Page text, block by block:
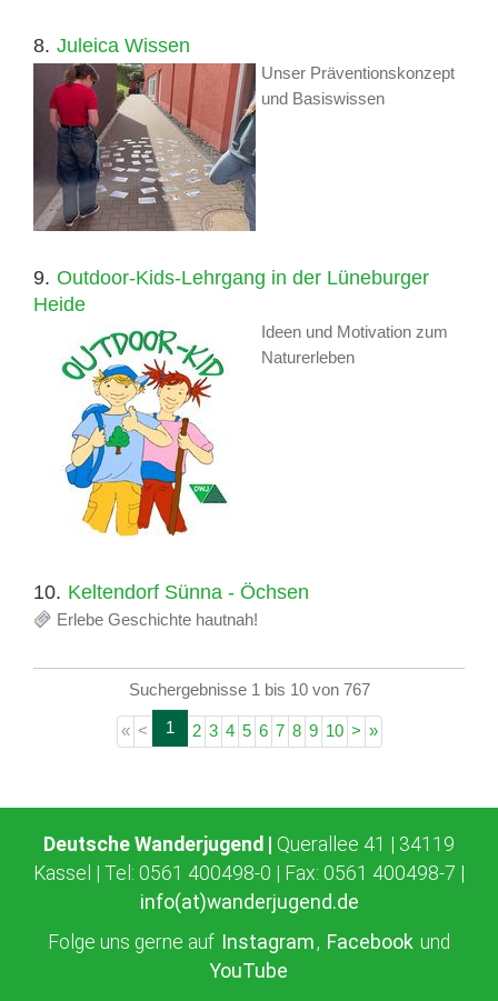
8. Juleica Wissen
Unser Präventionskonzept
und Basiswissen
9. Outdoor-Kids-Lehrgang in der Lüneburger
Heide
Ideen und Motivation zum
Naturerleben
10. Keltendorf Sünna - Öchsen
Erlebe Geschichte hautnah!
Suchergebnisse 1 bis 10 von 767
« < 1 2 3 4 5 6 7 8 9 10 > »
Deutsche Wanderjugend | Querallee 41 | 34119
Kassel | Tel: 0561 400498-0 | Fax: 0561 400498-7 |
info(at)wanderjugend.de
Folge uns gerne auf Instagram, Facebook und
YouTube